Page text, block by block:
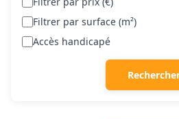
Filtrer par surface (m²)
Accès handicapé